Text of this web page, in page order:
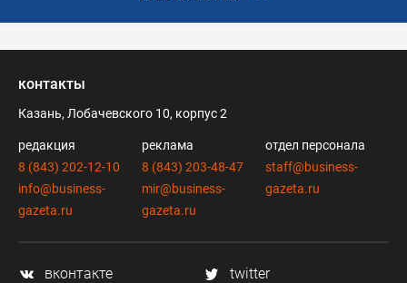
контакты
Казань, Лобачевского 10, корпус 2
редакция
8 (843) 202-12-10
info@business-
gazeta.ru
реклама
8 (843) 203-48-47
mir@business-
gazeta.ru
отдел персонала
staff@business-
gazeta.ru
вконтакте
twitter